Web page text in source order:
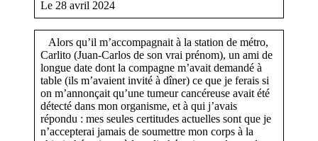
Le 28 avril 2024
Alors qu’il m’accompagnait à la station de métro,
Carlito (Juan-Carlos de son vrai prénom), un ami de
longue date dont la compagne m’avait demandé à
table (ils m’avaient invité à dîner) ce que je ferais si
on m’annonçait qu’une tumeur cancéreuse avait été
détecté dans mon organisme, et à qui j’avais
répondu : mes seules certitudes actuelles sont que je
n’accepterai jamais de soumettre mon corps à la